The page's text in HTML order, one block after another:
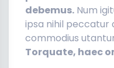
debemus. Num
ipsa nihil peccatur
commodius
Torquate, haec